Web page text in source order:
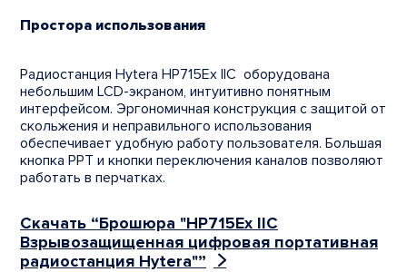
Простора использования
Радиостанция Hytera НР715Ex IIC оборудована
небольшим LCD-экраном, интуитивно понятным
интерфейсом. Эргономичная конструкция с защитой от
скольжения и неправильного использования
обеспечивает удобную работу пользователя. Большая
кнопка PPT и кнопки переключения каналов позволяют
работать в перчатках.
Скачать “Брошюра "HP715Ex IIC
Взрывозащищенная цифровая портативная
радиостанция Hytera"”